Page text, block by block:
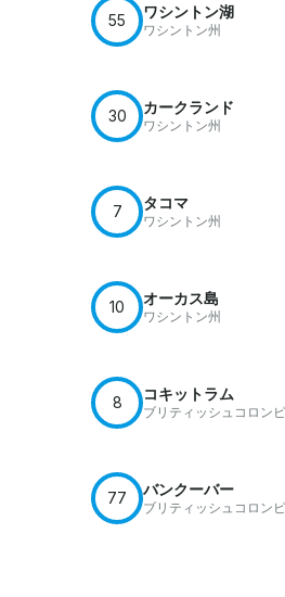
55 ワシントン湖
ワシントン州
30 カークランド
ワシントン州
7 タコマ
ワシントン州
10 オーカス島
ワシントン州
8 コキットラム
ブリティッシュコロン
77 バンクーバー
ブリティッシュコロン